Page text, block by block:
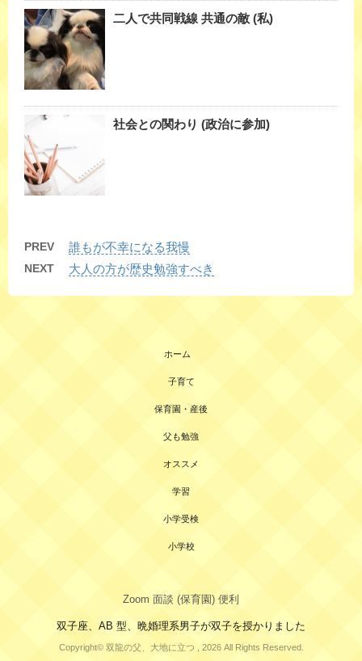
二人で共同戦線 共通の敵 (私)
社会との関わり (政治に参加)
PREV 誰もが不幸になる我慢
NEXT 大人の方が歴史勉強すべき
ホーム
子育て
保育園・産後
父も勉強
オススメ
学習
小学受検
小学校
Zoom 面談 (保育園) 便利
双子座、AB 型、晩婚理系男子が双子を授かりました
Copyright© 双龍の父、大地に立つ , 2026 All Rights Reserved.